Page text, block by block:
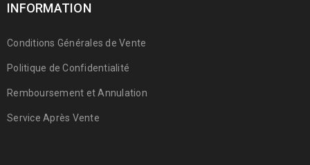
INFORMATION
Conditions Générales de Vente
Politique de Confidentialité
Remboursement et Annulation
Service Après Vente